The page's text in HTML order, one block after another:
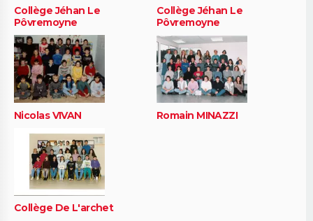
Collège Jéhan Le
Pôvremoyne
Collège Jéhan Le
Pôvremoyne
Nicolas VIVAN Romain MINAZZI
Collège De L'archet